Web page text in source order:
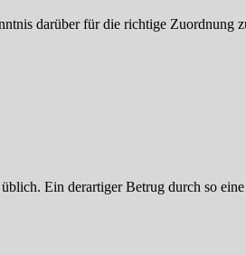
darüber für die richtige Zuordnung
Ein derartiger Betrug durch so eine